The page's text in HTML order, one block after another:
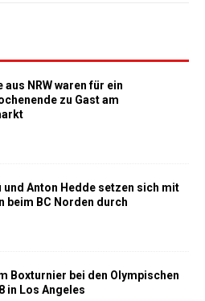
aus NRW waren für ein
zu Gast am
und Anton Hedde setzen sich mit
beim BC Norden durch
Boxturnier bei den Olympischen
in Los Angeles